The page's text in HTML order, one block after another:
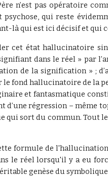
n’est pas opératoire
psychose, qui reste
là qui est ici décisif et
cet état hallucinatoire
dans le réel » par
de la signification » ;
fond hallucinatoire de la
et fantasmatique
d’une régression –
sort du commun. Tout le
formule de
le réel lorsqu'il y a eu
genèse du